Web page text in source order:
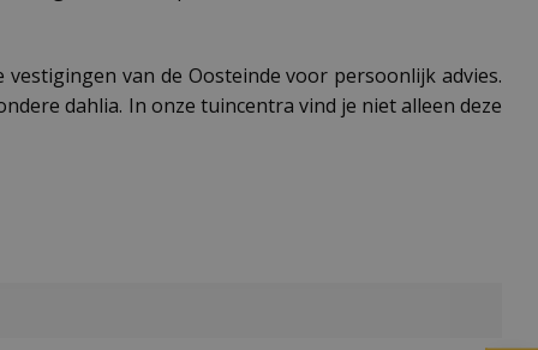
van de Oosteinde voor persoonlijk advies.
dahlia. In onze tuincentra vind je niet alleen deze